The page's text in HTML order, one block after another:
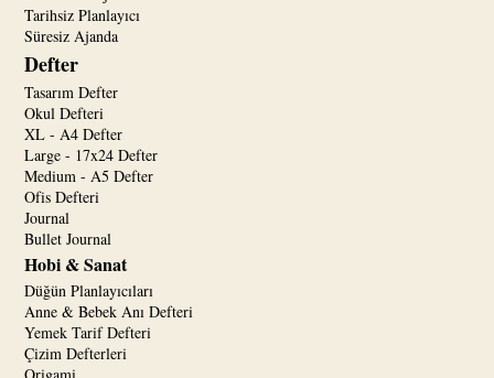
Tarihsiz Planlayıcı
Süresiz Ajanda
Defter
Tasarım Defter
Okul Defteri
XL - A4 Defter
Large - 17x24 Defter
Medium - A5 Defter
Ofis Defteri
Journal
Bullet Journal
Hobi & Sanat
Düğün Planlayıcıları
Anne & Bebek Anı Defteri
Yemek Tarif Defteri
Çizim Defterleri
Origami